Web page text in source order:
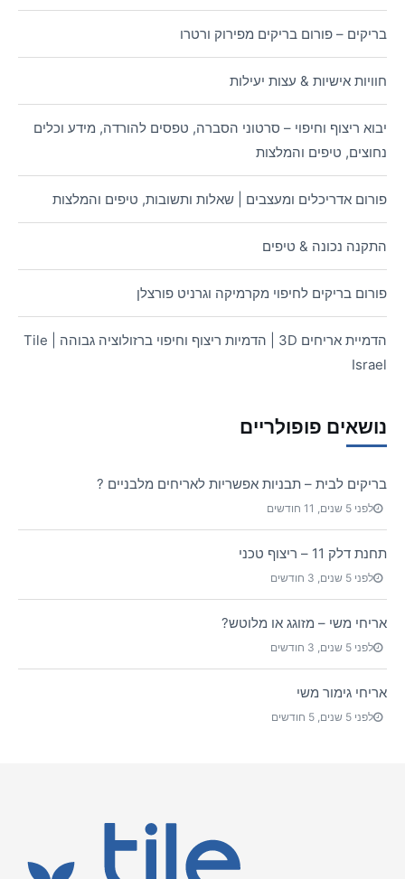
בריקים – פורום בריקים מפירוק ורטרו
חוויות אישיות & עצות יעילות
יבוא ריצוף וחיפוי – סרטוני הסברה, טפסים להורדה, מידע וכלים
נחוצים, טיפים והמלצות
פורום אדריכלים ומעצבים | שאלות ותשובות, טיפים והמלצות
התקנה נכונה & טיפים
פורום בריקים לחיפוי מקרמיקה וגרניט פורצלן
הדמיית אריחים 3D | הדמיות ריצוף וחיפוי ברזולוציה גבוהה | Tile
Israel
נושאים פופולריים
בריקים לבית – תבניות אפשריות לאריחים מלבניים ?
לפני 5 שנים, 11 חודשים
תחנת דלק 11 – ריצוף טכני
לפני 5 שנים, 3 חודשים
אריחי משי – מזוגג או מלוטש?
לפני 5 שנים, 3 חודשים
אריחי גימור משי
לפני 5 שנים, 5 חודשים